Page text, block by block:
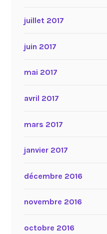
juillet 2017
juin 2017
mai 2017
avril 2017
mars 2017
janvier 2017
décembre 2016
novembre 2016
octobre 2016